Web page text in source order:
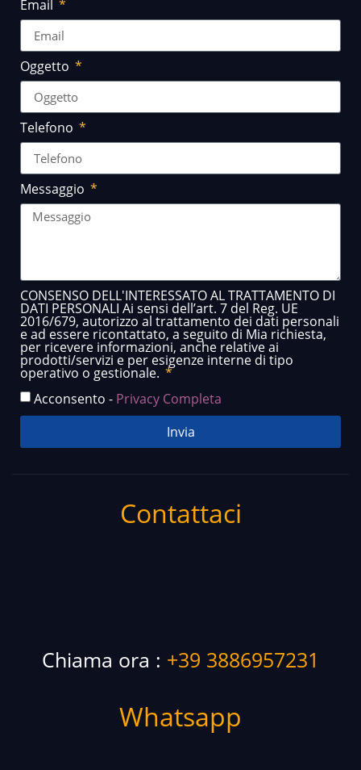
Email
Oggetto
Telefono
Messaggio
CONSENSO DELL'INTERESSATO AL TRATTAMENTO DI
DATI PERSONALI Ai sensi dell’art. 7 del Reg. UE
2016/679, autorizzo al trattamento dei dati personali
e ad essere ricontattato, a seguito di Mia richiesta,
per ricevere informazioni, anche relative ai
prodotti/servizi e per esigenze interne di tipo
operativo o gestionale.
Acconsento - Privacy Completa
Invia
Contattaci
Chiama ora : +39 3886957231
Whatsapp